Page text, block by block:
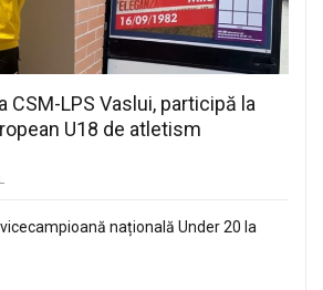
CSM-LPS Vaslui, participă la
U18 de atletism
națională Under 20 la